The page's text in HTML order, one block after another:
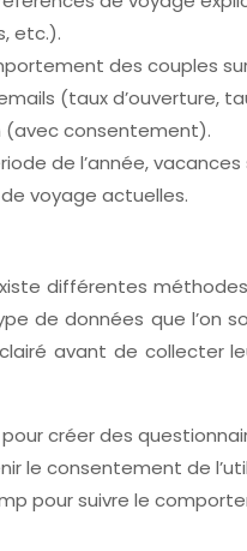
etc.).
des couples
(taux d’ouverture,
(avec consentement).
de l’année,
voyage actuelles.
différentes
de données que l’on
avant de collecter
créer des
le consentement de
pour suivre le